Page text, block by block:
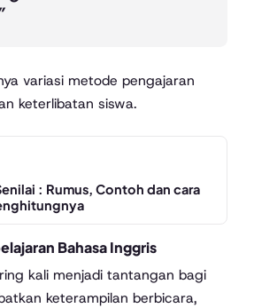
variasi metode pengajaran
keterlibatan siswa.
: Rumus, Contoh dan cara
Bahasa Inggris
kali menjadi tantangan bagi
keterampilan berbicara,